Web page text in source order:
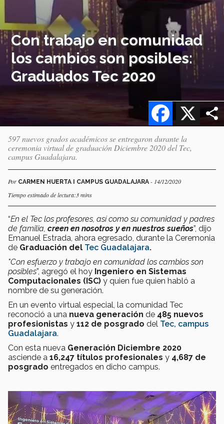
Con trabajo en comunidad
los cambios son posibles:
Graduados Tec 2020
X
Facebook
597 nuevos grados académicos se entregaron durante la
ceremonia virtual de graduación Diciembre 2020 del Tec,
campus Guadalajara.
Por CARMEN HUERTA I CAMPUS GUADALAJARA - 14/12/2020
Tiempo estimado de lectura:3 mins
“En el Tec los profesores, así como su comunidad y padres
de familia, creen en nosotros y en nuestros sueños”, dijo
Emanuel Estrada, ahora egresado, durante la Ceremonia
de Graduación del Tec Guadalajara.
"Con esfuerzo y trabajo en comunidad los cambios son
posibles”, agregó el hoy Ingeniero en Sistemas
Computacionales (ISC) y quien fue quien habló a
nombre de su generación.
En un evento virtual especial, la comunidad Tec
reconoció a una nueva generación de 485 nuevos
profesionistas y 112 de posgrado del Tec, campus
Guadalajara.
Con esta nueva Generación Diciembre 2020
asciende a 16,247 títulos profesionales y 4,687 de
posgrado entregados en dicho campus.